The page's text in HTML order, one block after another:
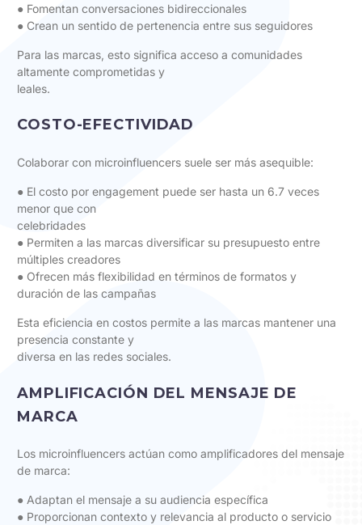
● Fomentan conversaciones bidireccionales
● Crean un sentido de pertenencia entre sus seguidores
Para las marcas, esto significa acceso a comunidades
altamente comprometidas y
leales.
COSTO-EFECTIVIDAD
Colaborar con microinfluencers suele ser más asequible:
● El costo por engagement puede ser hasta un 6.7 veces
menor que con
celebridades
● Permiten a las marcas diversificar su presupuesto entre
múltiples creadores
● Ofrecen más flexibilidad en términos de formatos y
duración de las campañas
Esta eficiencia en costos permite a las marcas mantener una
presencia constante y
diversa en las redes sociales.
AMPLIFICACIÓN DEL MENSAJE DE
MARCA
Los microinfluencers actúan como amplificadores del mensaje
de marca:
● Adaptan el mensaje a su audiencia específica
● Proporcionan contexto y relevancia al producto o servicio